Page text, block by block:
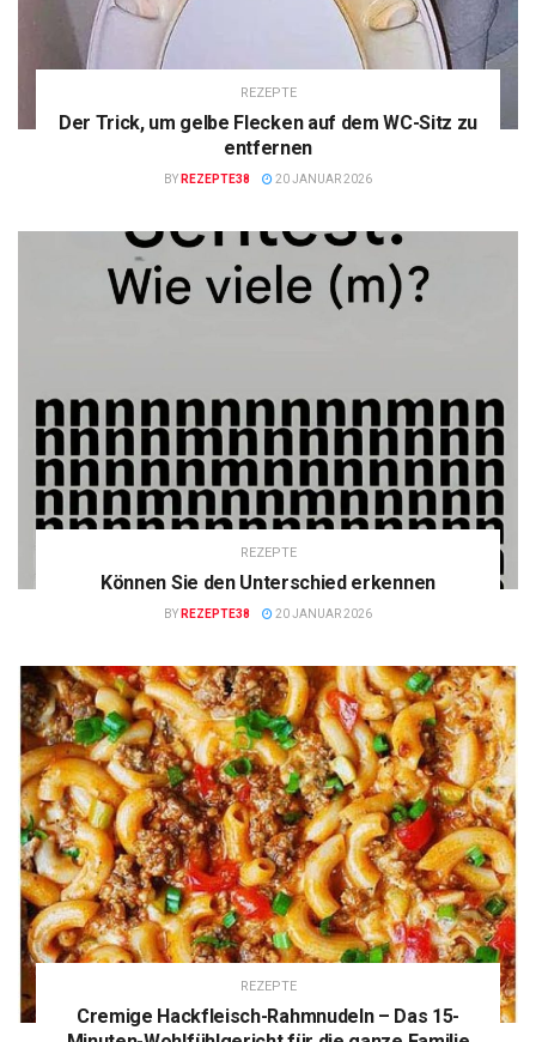
REZEPTE
Der Trick, um gelbe Flecken auf dem WC-Sitz zu
entfernen
BY REZEPTE38 20 JANUAR 2026
REZEPTE
Können Sie den Unterschied erkennen
BY REZEPTE38 20 JANUAR 2026
REZEPTE
Cremige Hackfleisch-Rahmnudeln – Das 15-